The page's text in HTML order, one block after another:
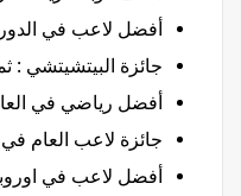
أفضل لاعب في الدوري
جائزة البيتشيتشي :
أفضل رياضي في
جائزة لاعب العام في
أفضل لاعب في اوروبا :